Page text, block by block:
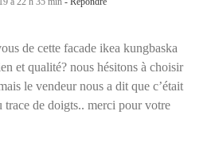
de cette facade ikea kungbaska
et qualité? nous hésitons à choisir
le vendeur nous a dit que c’était
trace de doigts.. merci pour votre